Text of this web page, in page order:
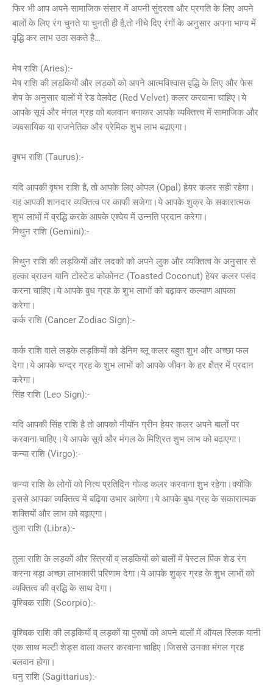
फिर भी आप अपने सामाजिक संसार में अपनी सुंदरता और प्रगति के लिए अपने
बालों के लिए रंग चुनते या चुनती ही है,तो नीचे दिए रंगों के अनुसार अपना भाग्य में
वृद्धि कर लाभ उठा सकते है…
मेष राशि (Aries):-
मेष राशि की लड़कियों और लड़कों को अपने आत्मविश्वास वृद्धि के लिए और फेस
शेप के अनुसार बालों में रेड वेलवेट (Red Velvet) कलर करवाना चाहिए।ये
आपके सूर्य और मंगल ग्रह को बलवान बनाकर आपके व्यक्तित्त्व में सामाजिक और
व्यवसायिक या राजनेतिक और प्रेमिक शुभ लाभ बढ़ाएगा।
वृषभ राशि (Taurus):-
यदि आपकी वृषभ राशि है, तो आपके लिए ओपल (Opal) हेयर कलर सही रहेगा।
यह आपकी शानदार व्यक्तित्व पर काफी सजेगा।ये आपके शुक्र के सकारात्मक
शुभ लाभों में व्रद्धि करके आपके एश्वेय में उन्नति प्रदान करेगा।
मिथुन राशि (Gemini):-
मिथुन राशि की लड़कियों और लदको को अपने लुक और व्यक्तित्व के अनुसार से
हल्का ब्राउन यानि टोस्टेड कोकोनट (Toasted Coconut) हेयर कलर पसंद
करना चाहिए।ये आपके बुध ग्रह के शुभ लाभों को बढ़ाकर कल्याण आपका
करेगा।
कर्क राशि (Cancer Zodiac Sign):-
कर्क राशि वाले लड़के लड़कियों को डेनिम ब्लू कलर बहुत शुभ और अच्छा फल
देगा।ये आपके चन्द्र ग्रह के शुभ लाभों को आपके जीवन के हर क्षैत्र में प्रदान
करेगा।
सिंह राशि (Leo Sign):-
यदि आपकी सिंह राशि है तो आपको नीयॉन ग्रीन हेयर कलर अपने बालों पर
करवाना चाहिए।ये आपके सूर्य और मंगल के मिश्रित शुभ लाभ को बढ़ाएगा।
कन्या राशि (Virgo):-
कन्या राशि के लोगों को नित्य प्रतिदिन गोल्ड कलर करवाना शुभ रहेगा।क्योंकि
इससे आपका व्यक्तित्व में बढ़िया उभार आयेगा।ये आपके बुध ग्रह के सकारात्मक
शक्तियों और लाभ को बढ़ाएगा।
तुला राशि (Libra):-
तुला राशि के लड़कों और स्त्रियों व् लड़कियों को बालों में पेस्टल पिंक शेड रंग
करना बड़ा अच्छा लाभकारी परिणाम देगा।ये आपके शुक्र ग्रह के शुभ लाभों को
व्यक्तित्व की व्रद्धि के साथ देगा।
वृश्चिक राशि (Scorpio):-
वृश्चिक राशि की लड़कियों व् लड़कों या पुरुषों को अपने बालों में ऑयल स्लिक यानी
एक साथ मल्टी शेड्स वाला कलर करवाना चाहिए।जिससे उनका मंगल ग्रह
बलवान होगा।
धनु राशि (Sagittarius):-